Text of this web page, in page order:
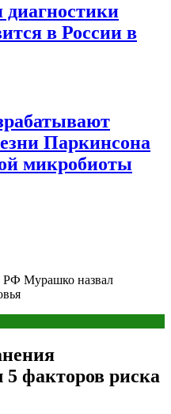
диагностики
в России в
Паркинсона
микробиоты
РФ Мурашко назвал
факторов риска